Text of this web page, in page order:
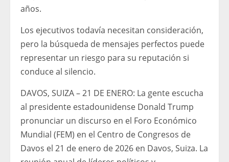
años.
Los ejecutivos todavía necesitan consideración,
pero la búsqueda de mensajes perfectos puede
representar un riesgo para su reputación si
conduce al silencio.
DAVOS, SUIZA – 21 DE ENERO: La gente escucha
al presidente estadounidense Donald Trump
pronunciar un discurso en el Foro Económico
Mundial (FEM) en el Centro de Congresos de
Davos el 21 de enero de 2026 en Davos, Suiza. La